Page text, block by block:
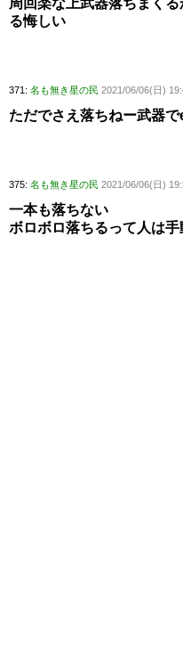
周回楽な上武器落ちまく
る悔しい
371: 名も無き星の民 2021/06/06(日)
ただでさえ落ちねー武器
375: 名も無き星の民 2021/06/06(日)
一本も落ちない
ボロボロ落ちるって人は手